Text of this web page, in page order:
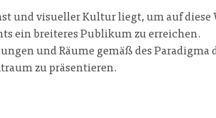
und visueller Kultur liegt, um auf diese
ein breiteres Publikum zu erreichen.
und Räume gemäß des Paradigma
zu präsentieren.